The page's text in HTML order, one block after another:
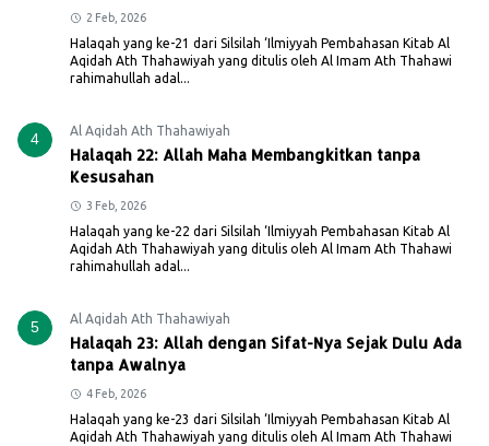
2 Feb, 2026
Halaqah yang ke-21 dari Silsilah ‘Ilmiyyah Pembahasan Kitab Al
Aqidah Ath Thahawiyah yang ditulis oleh Al Imam Ath Thahawi
rahimahullah adal...
4 Al Aqidah Ath Thahawiyah
Halaqah 22: Allah Maha Membangkitkan tanpa
Kesusahan
3 Feb, 2026
Halaqah yang ke-22 dari Silsilah ‘Ilmiyyah Pembahasan Kitab Al
Aqidah Ath Thahawiyah yang ditulis oleh Al Imam Ath Thahawi
rahimahullah adal...
5 Al Aqidah Ath Thahawiyah
Halaqah 23: Allah dengan Sifat-Nya Sejak Dulu Ada
tanpa Awalnya
4 Feb, 2026
Halaqah yang ke-23 dari Silsilah ‘Ilmiyyah Pembahasan Kitab Al
Aqidah Ath Thahawiyah yang ditulis oleh Al Imam Ath Thahawi